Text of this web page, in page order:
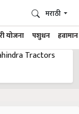
योजना पशुधन हवामान
मराठी